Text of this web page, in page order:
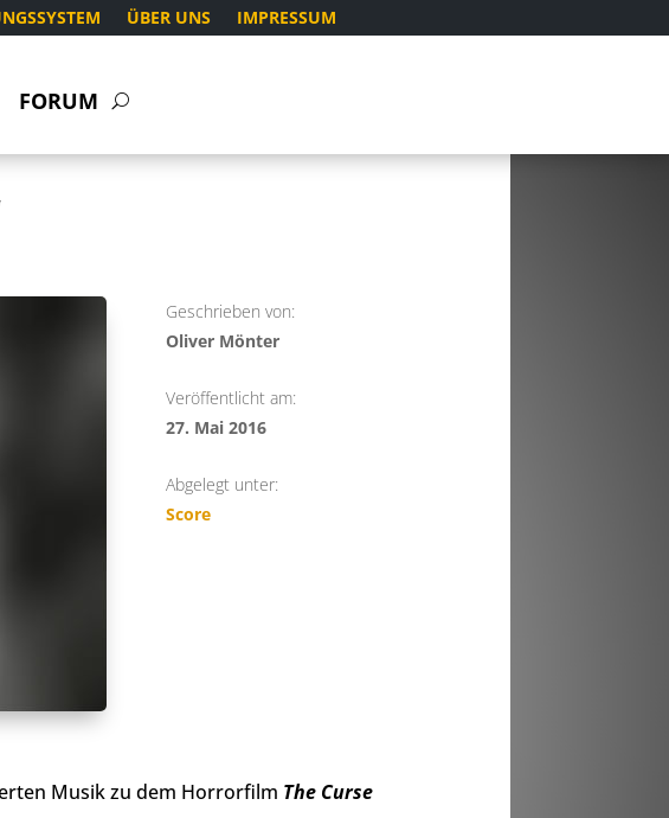
ÜBER UNS IMPRESSUM
FORUM
Geschrieben von:
Oliver Mönter
Veröffentlicht am:
27. Mai 2016
Abgelegt unter:
Score
Musik zu dem Horrorfilm The Curse